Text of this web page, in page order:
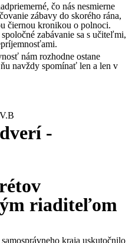
čo nás nesmierne
zábavy do skorého rána,
čiernou kronikou o polnoci.
zabávanie sa s učiteľmi,
nám rozhodne ostane
navždy spomínať len a len v
-
riaditeľom
kraja uskutočnilo